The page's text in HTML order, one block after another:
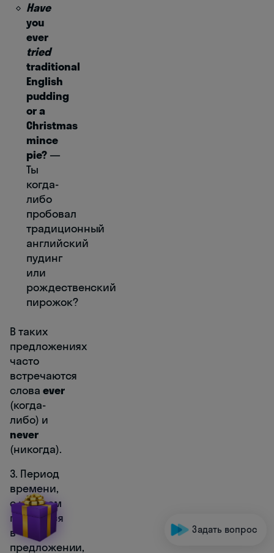
Have
you
ever
tried
traditional
English
pudding
or a
Christmas
mince
pie?―
Ты
когда-
либо
пробовал
традиционный
английский
пудинг
или
рождественский
пирожок?
В таких
предложениях
часто
встречаются
слова ever
(когда-
либо) и
never
(никогда).
3. Период
времени,
о котором
говорится
в
предложении,
Задать вопрос